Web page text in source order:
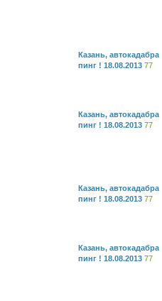
Казань, автокадабра
пинг ! 18.08.2013 77
Казань, автокадабра
пинг ! 18.08.2013 77
Казань, автокадабра
пинг ! 18.08.2013 77
Казань, автокадабра
пинг ! 18.08.2013 77